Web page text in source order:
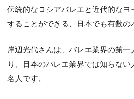
伝統的なロシアバレエと近代的なヨ
することができる、日本でも有数の
岸辺光代さんは、バレエ業界の第一
り、日本のバレエ業界では知らな
名人です。